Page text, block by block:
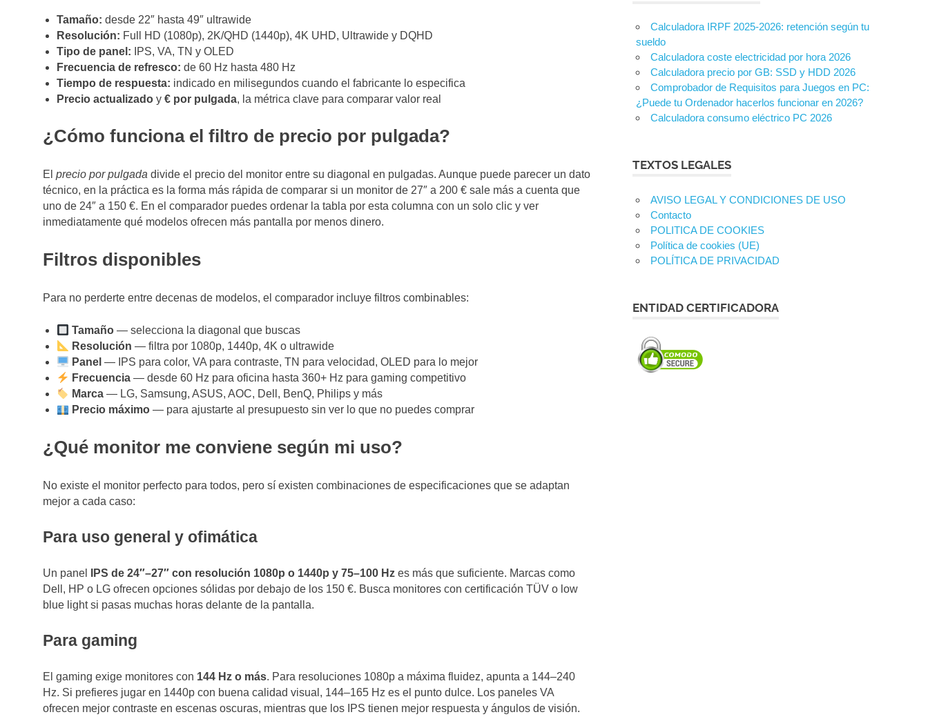
Tamaño: desde 22″ hasta 49″ ultrawide
Resolución: Full HD (1080p), 2K/QHD (1440p), 4K UHD, Ultrawide y DQHD
Tipo de panel: IPS, VA, TN y OLED
Frecuencia de refresco: de 60 Hz hasta 480 Hz
Tiempo de respuesta: indicado en milisegundos cuando el fabricante lo especifica
Precio actualizadoy € por pulgada, la métrica clave para comparar valor real
¿Cómo funciona el filtro de precio por pulgada?
El precio por pulgada divide el precio del monitor entre su diagonal en pulgadas. Aunque puede parecer un dato
técnico, en la práctica es la forma más rápida de comparar si un monitor de 27″ a 200 € sale más a cuenta que
uno de 24″ a 150 €. En el comparador puedes ordenar la tabla por esta columna con un solo clic y ver
inmediatamente qué modelos ofrecen más pantalla por menos dinero.
Filtros disponibles
Para no perderte entre decenas de modelos, el comparador incluye filtros combinables:
Tamaño — selecciona la diagonal que buscas
Resolución — filtra por 1080p, 1440p, 4K o ultrawide
Panel — IPS para color, VA para contraste, TN para velocidad, OLED para lo mejor
Frecuencia — desde 60 Hz para oficina hasta 360+ Hz para gaming competitivo
Marca — LG, Samsung, ASUS, AOC, Dell, BenQ, Philips y más
Precio máximo — para ajustarte al presupuesto sin ver lo que no puedes comprar
¿Qué monitor me conviene según mi uso?
No existe el monitor perfecto para todos, pero sí existen combinaciones de especificaciones que se adaptan
mejor a cada caso:
Para uso general y ofimática
Un panel IPS de 24″–27″ con resolución 1080p o 1440p y 75–100 Hz es más que suficiente. Marcas como
Dell, HP o LG ofrecen opciones sólidas por debajo de los 150 €. Busca monitores con certificación TÜV o low
blue light si pasas muchas horas delante de la pantalla.
Para gaming
El gaming exige monitores con 144 Hz o más. Para resoluciones 1080p a máxima fluidez, apunta a 144–240
Hz. Si prefieres jugar en 1440p con buena calidad visual, 144–165 Hz es el punto dulce. Los paneles VA
ofrecen mejor contraste en escenas oscuras, mientras que los IPS tienen mejor respuesta y ángulos de visión.
Calculadora IRPF 2025-2026: retención según tu
sueldo
Calculadora coste electricidad por hora 2026
Calculadora precio por GB: SSD y HDD 2026
Comprobador de Requisitos para Juegos en PC:
¿Puede tu Ordenador hacerlos funcionar en 2026?
Calculadora consumo eléctrico PC 2026
TEXTOS LEGALES
AVISO LEGAL Y CONDICIONES DE USO
Contacto
POLITICA DE COOKIES
Política de cookies (UE)
POLÍTICA DE PRIVACIDAD
ENTIDAD CERTIFICADORA